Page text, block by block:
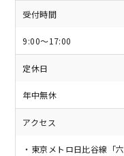
受付時間
9:00～17:00
定休日
年中無休
アクセス
・東京メトロ日比谷線「